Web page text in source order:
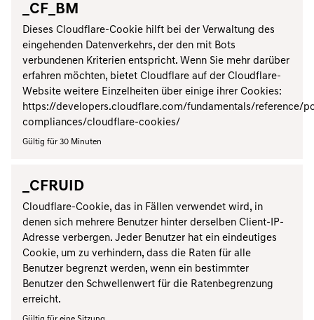
_CF_BM
Dieses Cloudflare-Cookie hilft bei der Verwaltung des
eingehenden Datenverkehrs, der den mit Bots
verbundenen Kriterien entspricht. Wenn Sie mehr darüber
erfahren möchten, bietet Cloudflare auf der Cloudflare-
Website weitere Einzelheiten über einige ihrer Cookies:
https://developers.cloudflare.com/fundamentals/reference/
compliances/cloudflare-cookies/
Gültig für 30 Minuten
_CFRUID
Cloudflare-Cookie, das in Fällen verwendet wird, in
denen sich mehrere Benutzer hinter derselben Client-IP-
Adresse verbergen. Jeder Benutzer hat ein eindeutiges
Cookie, um zu verhindern, dass die Raten für alle
Benutzer begrenzt werden, wenn ein bestimmter
Benutzer den Schwellenwert für die Ratenbegrenzung
erreicht.